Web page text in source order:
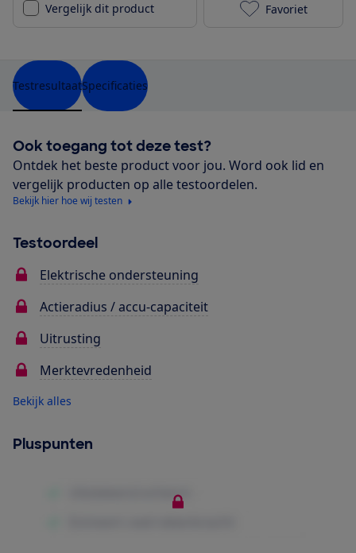
Vergelijk dit product Cube
Favoriet
TestresultaatSpecificaties
Ook toegang tot deze test?
Ontdek het beste product voor jou. Word ook lid en
vergelijk producten op alle testoordelen.
Bekijk hier hoe wij testen
Testoordeel
Elektrische ondersteuning
Actieradius / accu-capaciteit
Uitrusting
Merktevredenheid
Bekijk alles
Pluspunten